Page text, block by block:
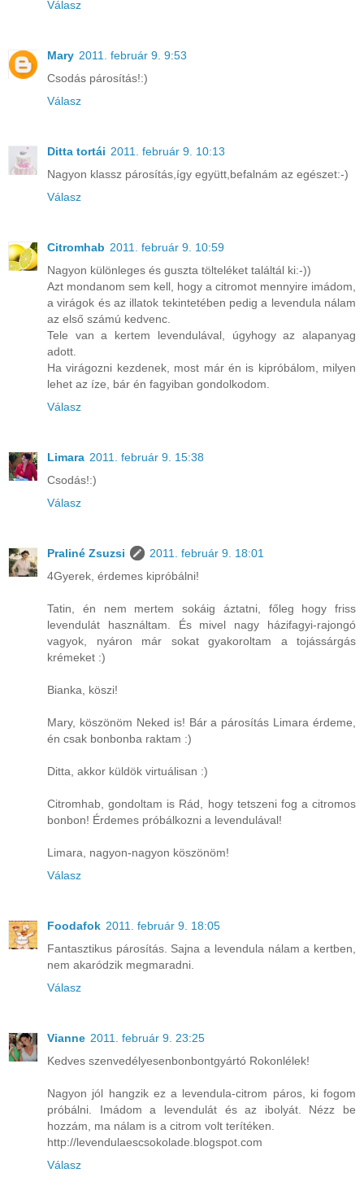
Válasz
Mary 2011. február 9. 9:53
Csodás párosítás!:)
Válasz
Ditta tortái 2011. február 9. 10:13
Nagyon klassz párosítás,így együtt,befalnám az egészet:-)
Válasz
Citromhab 2011. február 9. 10:59
Nagyon különleges és guszta tölteléket találtál ki:-))
Azt mondanom sem kell, hogy a citromot mennyire imádom,
a virágok és az illatok tekintetében pedig a levendula nálam
az első számú kedvenc.
Tele van a kertem levendulával, úgyhogy az alapanyag
adott.
Ha virágozni kezdenek, most már én is kipróbálom, milyen
lehet az íze, bár én fagyiban gondolkodom.
Válasz
Limara 2011. február 9. 15:38
Csodás!:)
Válasz
Praliné Zsuzsi
2011. február 9. 18:01
4Gyerek, érdemes kipróbálni!
Tatin, én nem mertem sokáig áztatni, főleg hogy friss
levendulát használtam. És mivel nagy házifagyi-rajongó
vagyok, nyáron már sokat gyakoroltam a tojássárgás
krémeket :)
Bianka, köszi!
Mary, köszönöm Neked is! Bár a párosítás Limara érdeme,
én csak bonbonba raktam :)
Ditta, akkor küldök virtuálisan :)
Citromhab, gondoltam is Rád, hogy tetszeni fog a citromos
bonbon! Érdemes próbálkozni a levendulával!
Limara, nagyon-nagyon köszönöm!
Válasz
Foodafok 2011. február 9. 18:05
Fantasztikus párosítás. Sajna a levendula nálam a kertben,
nem akaródzik megmaradni.
Válasz
Vianne 2011. február 9. 23:25
Kedves szenvedélyesenbonbontgyártó Rokonlélek!
Nagyon jól hangzik ez a levendula-citrom páros, ki fogom
próbálni. Imádom a levendulát és az ibolyát. Nézz be
hozzám, ma nálam is a citrom volt terítéken.
http://levendulaescsokolade.blogspot.com
Válasz